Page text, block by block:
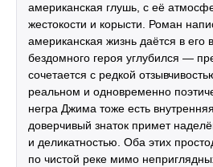
американская глушь, с её
жестокости и корысти. Роман
американская жизнь даётся в его
бездомного героя углубился —
сочетается с редкой
реальном и одновременно
негра Джима тоже есть
доверчивый знаток примет
и деликатностью. Оба этих
по чистой реке мимо